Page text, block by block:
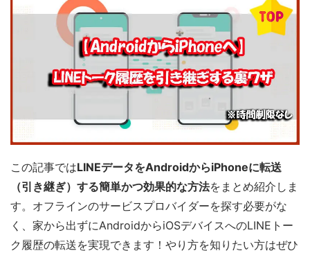
この記事ではLINEデータをAndroidからiPhoneに転送
（引き継ぎ）する簡単かつ効果的な方法をまとめ紹介しま
す。オフラインのサービスプロバイダーを探す必要がな
く、家から出ずにAndroidからiOSデバイスへのLINEトー
ク履歴の転送を実現できます！やり方を知りたい方はぜひ